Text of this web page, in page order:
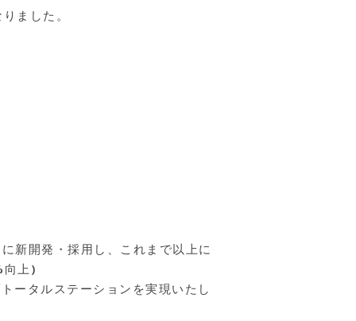
ました。
新開発・採用し、これまで以上に
向上)
ータルステーションを実現いたし